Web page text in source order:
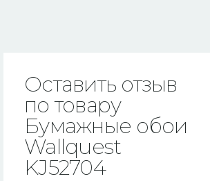
Оставить отзыв
по товару
Бумажные обои
Wallquest
KJ52704